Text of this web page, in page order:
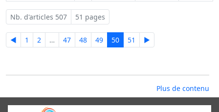
Nb. d'articles 507 51 pages
◄ 1 2 … 47 48 49 50 51 ►
Plus de contenu